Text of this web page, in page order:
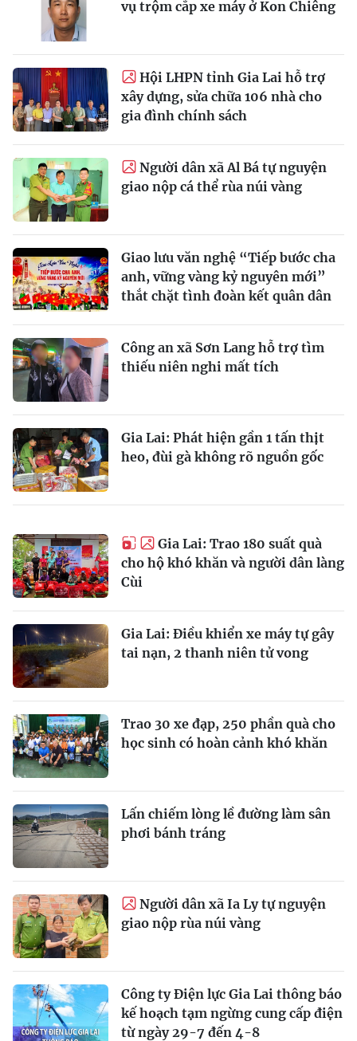
vụ trộm cắp xe máy ở Kon Chiêng
Hội LHPN tỉnh Gia Lai hỗ trợ
xây dựng, sửa chữa 106 nhà cho
gia đình chính sách
Người dân xã Al Bá tự nguyện
giao nộp cá thể rùa núi vàng
Giao lưu văn nghệ “Tiếp bước cha
anh, vững vàng kỷ nguyên mới”
thắt chặt tình đoàn kết quân dân
Công an xã Sơn Lang hỗ trợ tìm
thiếu niên nghi mất tích
Gia Lai: Phát hiện gần 1 tấn thịt
heo, đùi gà không rõ nguồn gốc
Gia Lai: Trao 180 suất quà
cho hộ khó khăn và người dân làng
Cùi
Gia Lai: Điều khiển xe máy tự gây
tai nạn, 2 thanh niên tử vong
Trao 30 xe đạp, 250 phần quà cho
học sinh có hoàn cảnh khó khăn
Lấn chiếm lòng lề đường làm sân
phơi bánh tráng
Người dân xã Ia Ly tự nguyện
giao nộp rùa núi vàng
Công ty Điện lực Gia Lai thông báo
kế hoạch tạm ngừng cung cấp điện
từ ngày 29-7 đến 4-8